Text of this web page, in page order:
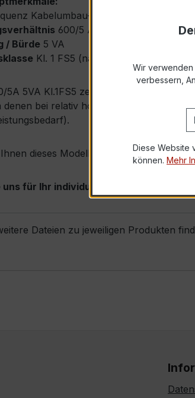
Kabelumbau-Stromwandler – XKBR
600/5 A (Primärnennstrom
/ Bürde 5 VA
Kl. 1 FS5 (nach IEC/EN 61869-2
5A 5VA Kl.1FS5 zeichnet sich durch
denen bei relativ hohen Strömen eine
dieses Modell kurzfristig ab Lager
für Ihr individuelles Angebot!
Dateien zu jeweiligen Produkten
Wir verwenden
verbessern,
Diese Website
können. Mehr